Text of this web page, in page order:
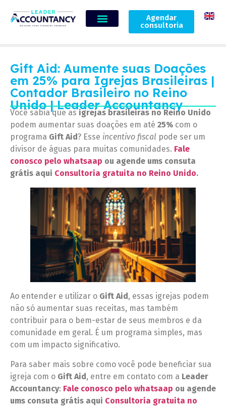
Agendar
consultoria
Gift Aid: Aumente suas Doações
em 25% para Igrejas Brasileiras |
Contador Brasileiro no Reino
Unido | Leader Accountancy
Você sabia que asigrejas brasileiras no Reino Unido
podem aumentar suas doações em até 25% com o
programa Gift Aid? Esse incentivo fiscal pode ser um
divisor de águas para muitas comunidades. Fale
conosco pelo whatsaap ou agende ums consuta
grátis aqui Consultoria gratuita no Reino Unido.
Ao entender e utilizar o Gift Aid , essas igrejas podem
não só aumentar suas receitas, mas também
contribuir para o bem-estar de seus membros e da
comunidade em geral. É um programa simples, mas
com um impacto significativo.
Para saber mais sobre como você pode beneficiar sua
igreja com o Gift Aid, entre em contato com a Leader
Accountancy: Fale conosco pelo whatsaap ou agende
ums consuta grátis aqui Consultoria gratuita no